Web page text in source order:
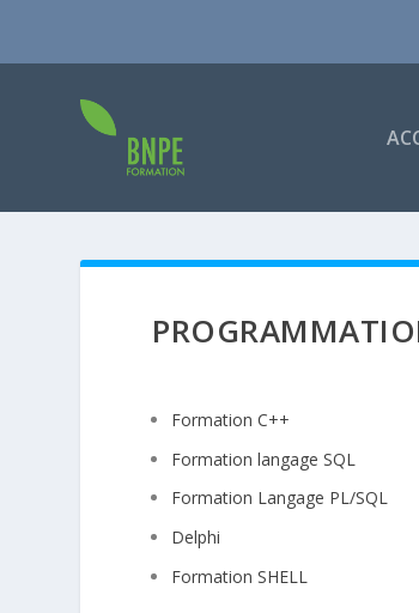
Formation C++
Formation langage SQL
Formation Langage PL/SQL
Delphi
Formation SHELL